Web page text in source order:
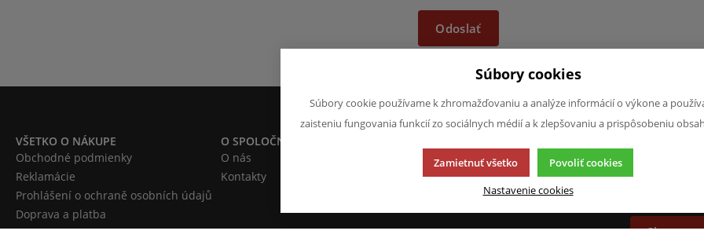
Odoslať
VŠETKO O NÁKUPE
Obchodné podmienky
Reklamácie
Prohlášení o ochraně osobních údajů
Doprava a platba
O SPOLOČNOSTI
O nás
Kontakty
SK
Chcem
Súbory cookies
Súbory cookie používame k zhromažďovaniu a analýze informácií o výkone a
zaisteniu fungovania funkcií zo sociálnych médií a k zlepšovaniu a prispôsobeniu
Zamietnuť všetko Povoliť cookies
Nastavenie cookies